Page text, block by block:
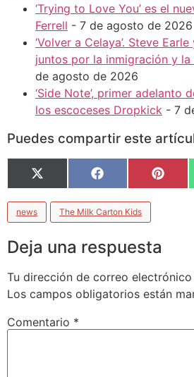
‘Trying to Love You’ es el
Ferrell - 7 de agosto de 2026
‘Volver a Celaya’. Steve
juntos por la inmigración y la
de agosto de 2026
‘Side Note’, primer adelanto
los escoceses Dropkick - 7
Puedes compartir este
X
(Twitter)
Facebook
news The Milk Carton Kids
Deja una respuesta
Tu dirección de correo
Los campos obligatorios están
Comentario *